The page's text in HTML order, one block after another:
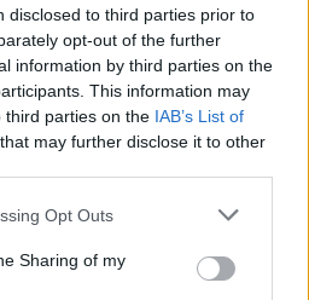
disclosed to third parties prior to
opt-out of the further
information by third parties on the
This information may
third parties on the IAB’s List of
that may further disclose it to other
app uses one or more Google
behaviour. You may click to
and its third-party tags to
Opt Outs
Sharing of my